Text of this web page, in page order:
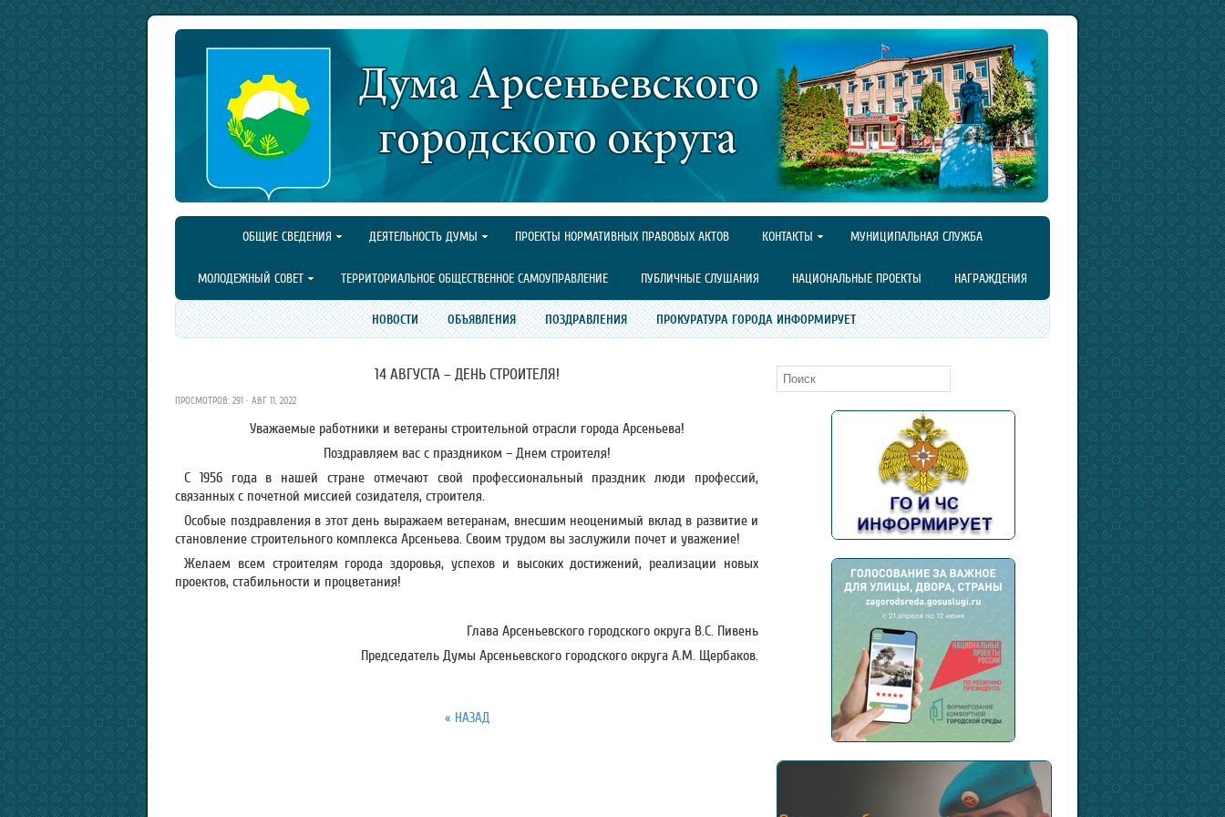
ОБЩИЕ СВЕДЕНИЯ ДЕЯТЕЛЬНОСТЬ ДУМЫ ПРОЕКТЫ НОРМАТИВНЫХ ПРАВОВЫХ АКТОВ КОНТАКТЫ МУНИЦИПАЛЬНАЯ СЛУЖБА
МОЛОДЕЖНЫЙ СОВЕТ ТЕРРИТОРИАЛЬНОЕ ОБЩЕСТВЕННОЕ САМОУПРАВЛЕНИЕ ПУБЛИЧНЫЕ СЛУШАНИЯ НАЦИОНАЛЬНЫЕ ПРОЕКТЫ НАГРАЖДЕНИЯ
НОВОСТИ ОБЪЯВЛЕНИЯ ПОЗДРАВЛЕНИЯ ПРОКУРАТУРА ГОРОДА ИНФОРМИРУЕТ
14 АВГУСТА – ДЕНЬ СТРОИТЕЛЯ!
ПРОСМОТРОВ: 291 · АВГ 11, 2022
Уважаемые работники и ветераны строительной отрасли города Арсеньева!
Поздравляем вас с праздником – Днем строителя!
С 1956 года в нашей стране отмечают свой профессиональный праздник люди профессий,
связанных с почетной миссией созидателя, строителя.
Особые поздравления в этот день выражаем ветеранам, внесшим неоценимый вклад в развитие и
становление строительного комплекса Арсеньева. Своим трудом вы заслужили почет и уважение!
Желаем всем строителям города здоровья, успехов и высоких достижений, реализации новых
проектов, стабильности и процветания!
Глава Арсеньевского городского округа В.С. Пивень
Председатель Думы Арсеньевского городского округа А.М. Щербаков.
« НАЗАД
Поиск